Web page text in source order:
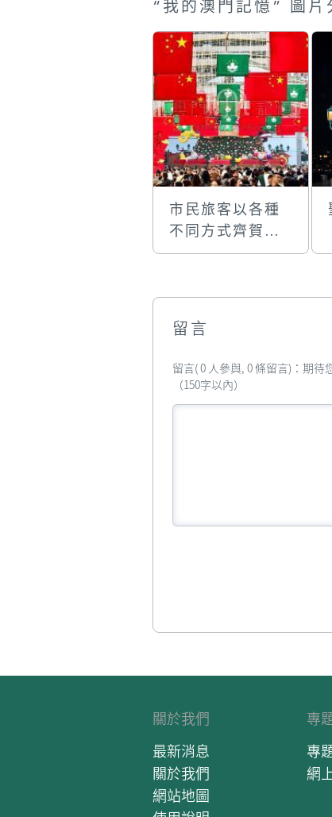
市民旅客以各種
不同方式齊賀回
歸
留言
留言( 0 人參與, 0 條留言)：期
（150字以內）
關於我們
最新消息
關於我們
網站地圖
專
專
網